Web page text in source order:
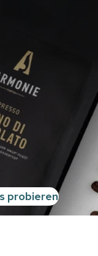
probieren